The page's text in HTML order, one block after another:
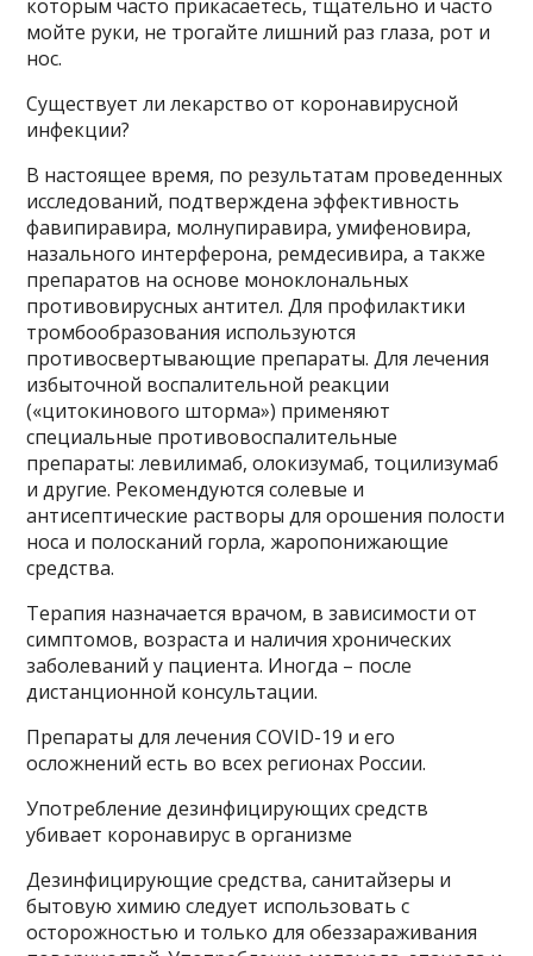
которым часто прикасаетесь, тщательно и часто
мойте руки, не трогайте лишний раз глаза, рот и
нос.
Существует ли лекарство от коронавирусной
инфекции?
В настоящее время, по результатам проведенных
исследований, подтверждена эффективность
фавипиравира, молнупиравира, умифеновира,
назального интерферона, ремдесивира, а также
препаратов на основе моноклональных
противовирусных антител. Для профилактики
тромбообразования используются
противосвертывающие препараты. Для лечения
избыточной воспалительной реакции
(«цитокинового шторма») применяют
специальные противовоспалительные
препараты: левилимаб, олокизумаб, тоцилизумаб
и другие. Рекомендуются солевые и
антисептические растворы для орошения полости
носа и полосканий горла, жаропонижающие
средства.
Терапия назначается врачом, в зависимости от
симптомов, возраста и наличия хронических
заболеваний у пациента. Иногда – после
дистанционной консультации.
Препараты для лечения COVID-19 и его
осложнений есть во всех регионах России.
Употребление дезинфицирующих средств
убивает коронавирус в организме
Дезинфицирующие средства, санитайзеры и
бытовую химию следует использовать с
осторожностью и только для обеззараживания